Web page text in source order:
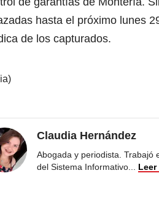
hasta el próximo lunes
de los capturados.
Claudia Hernández
Abogada y periodista. Trabajó
del Sistema Informativo
Leer